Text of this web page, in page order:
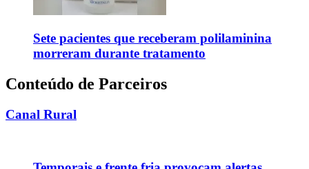
Sete pacientes que receberam polilaminina
morreram durante tratamento
Conteúdo de Parceiros
Canal Rural